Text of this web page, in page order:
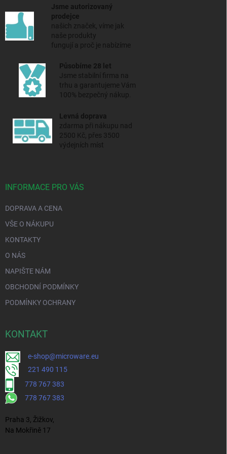
Jsme autorizovaný
prodejce
našich značek, víme jak
naše produkty
fungují a proč je nabízíme
Působíme 28 let
Jsme stabilní firma na
trhu a garantujeme Vám
100% bezpečný nákup.
Levná doprava
zdarma při nákupu nad
2500 Kč, přes 3500
výdejních míst
INFORMACE PRO VÁS
DOPRAVA A CENA
VŠE O NÁKUPU
KONTAKTY
O NÁS
NAPIŠTE NÁM
OBCHODNÍ PODMÍNKY
PODMÍNKY OCHRANY
KONTAKT
e-shop@microware.eu
221 490 115
778 767 383
778 767 383
Praha 3, Žižkov,
Na Mokřině 17